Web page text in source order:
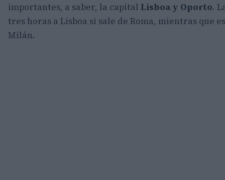
importantes, a saber, la capital Lisboa y Oporto.
tres horas a Lisboa si sale de Roma, mientras que
Milán.